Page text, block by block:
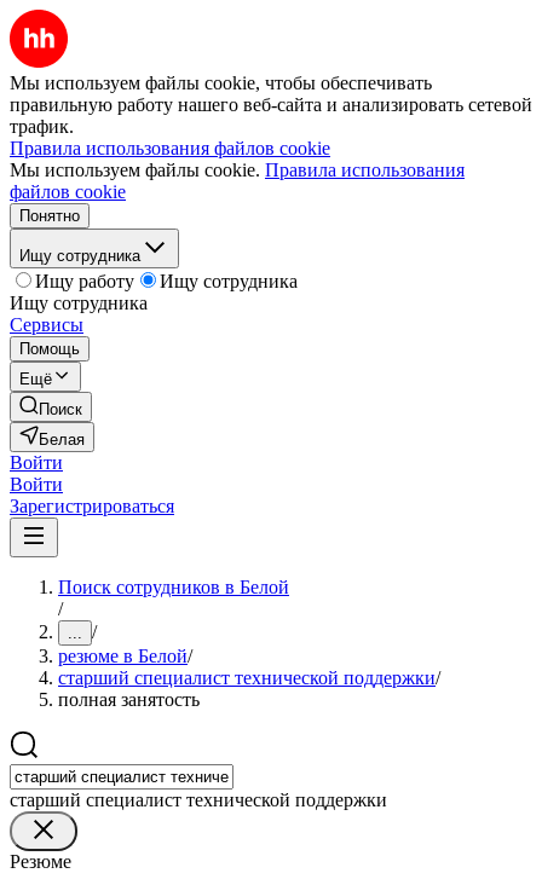
Мы используем файлы cookie, чтобы обеспечивать
правильную работу нашего веб-сайта и анализировать сетевой
трафик.
Правила использования файлов cookie
Мы используем файлы cookie. Правила использования
файлов cookie
Понятно
Ищу сотрудника
Ищу работу
Ищу сотрудника
Ищу сотрудника
Сервисы
Помощь
Ещё
Поиск
Белая
Войти
Войти
Зарегистрироваться
Поиск сотрудников в Белой
/
... /
резюме в Белой/
старший специалист технической поддержки/
полная занятость
старший специалист технической поддержки
Резюме